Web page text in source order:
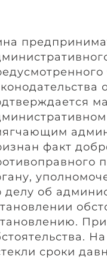
факт
делу об
сроки